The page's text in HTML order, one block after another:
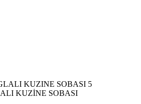
KUZİNE SOBASI